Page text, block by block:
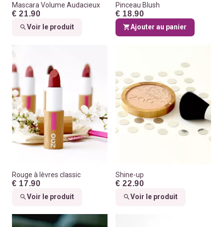
Mascara Volume Audacieux
€ 21.90
Voir le produit
Pinceau Blush
€ 18.90
Ajouter au panier
Rouge à lèvres classic
€ 17.90
Voir le produit
Shine-up
€ 22.90
Voir le produit